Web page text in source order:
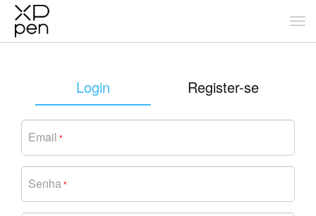
Login Register-se
Email *
Senha*